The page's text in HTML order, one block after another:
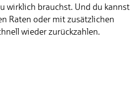
wirklich brauchst. Und du kannst
Raten oder mit zusätzlichen
wieder zurückzahlen.